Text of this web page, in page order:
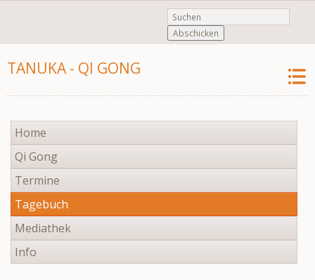
Abschicken
TANUKA - QI GONG
Navigation
überspringen
Home
Qi Gong
Termine
Tagebuch
Mediathek
Info